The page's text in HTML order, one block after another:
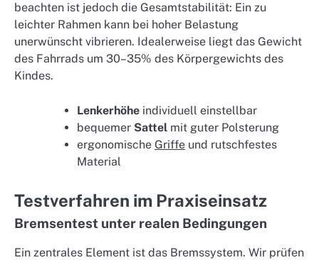
beachten ist jedoch die Gesamtstabilität: Ein zu
leichter Rahmen kann bei hoher Belastung
unerwünscht vibrieren. Idealerweise liegt das Gewicht
des Fahrrads um 30–35% des Körpergewichts des
Kindes.
Lenkerhöhe individuell einstellbar
bequemer Sattel mit guter Polsterung
ergonomische Griffe und rutschfestes
Material
Testverfahren im Praxiseinsatz
Bremsentest unter realen Bedingungen
Ein zentrales Element ist das Bremssystem. Wir prüfen